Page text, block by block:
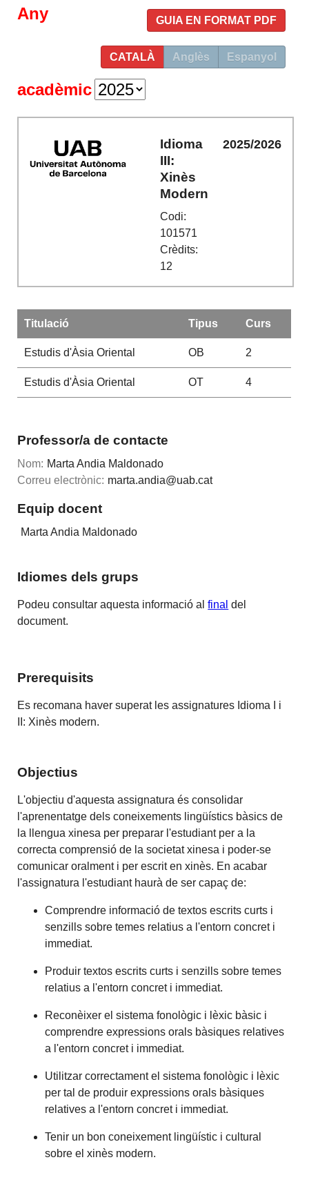
GUIA EN FORMAT PDF
CATALÀ Anglès Espanyol
Any
acadèmic
Idioma
III:
Xinès
Modern
Codi:
101571
Crèdits:
12
2025/2026
Titulació Tipus Curs
Estudis d'Àsia Oriental OB 2
Estudis d'Àsia Oriental OT 4
Professor/a de contacte
Nom: Marta Andia Maldonado
Correu electrònic: marta.andia@uab.cat
Equip docent
Marta Andia Maldonado
Idiomes dels grups
Podeu consultar aquesta informació alfinal del
document.
Prerequisits
Es recomana haver superat les assignatures Idioma I i
II: Xinès modern.
Objectius
L'objectiu d'aquesta assignatura és consolidar
l'aprenentatge dels coneixements lingüístics bàsics de
la llengua xinesa per preparar l'estudiant per a la
correcta comprensió de la societat xinesa i poder-se
comunicar oralment i per escrit en xinès. En acabar
l'assignatura l'estudiant haurà de ser capaç de:
Comprendre informació de textos escrits curts i
senzills sobre temes relatius a l'entorn concret i
immediat.
Produir textos escrits curts i senzills sobre temes
relatius a l'entorn concret i immediat.
Reconèixer el sistema fonològic i lèxic bàsic i
comprendre expressions orals bàsiques relatives
a l'entorn concret i immediat.
Utilitzar correctament el sistema fonològic i lèxic
per tal de produir expressions orals bàsiques
relatives a l'entorn concret i immediat.
Tenir un bon coneixement lingüístic i cultural
sobre el xinès modern.